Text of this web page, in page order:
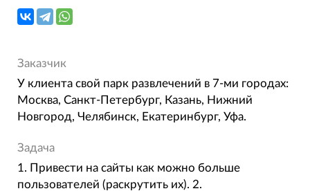
Заказчик
У клиента свой парк развлечений в 7-ми городах:
Москва, Санкт-Петербург, Казань, Нижний
Новгород, Челябинск, Екатеринбург, Уфа.
Задача
1. Привести на сайты как можно больше
пользователей (раскрутить их). 2.